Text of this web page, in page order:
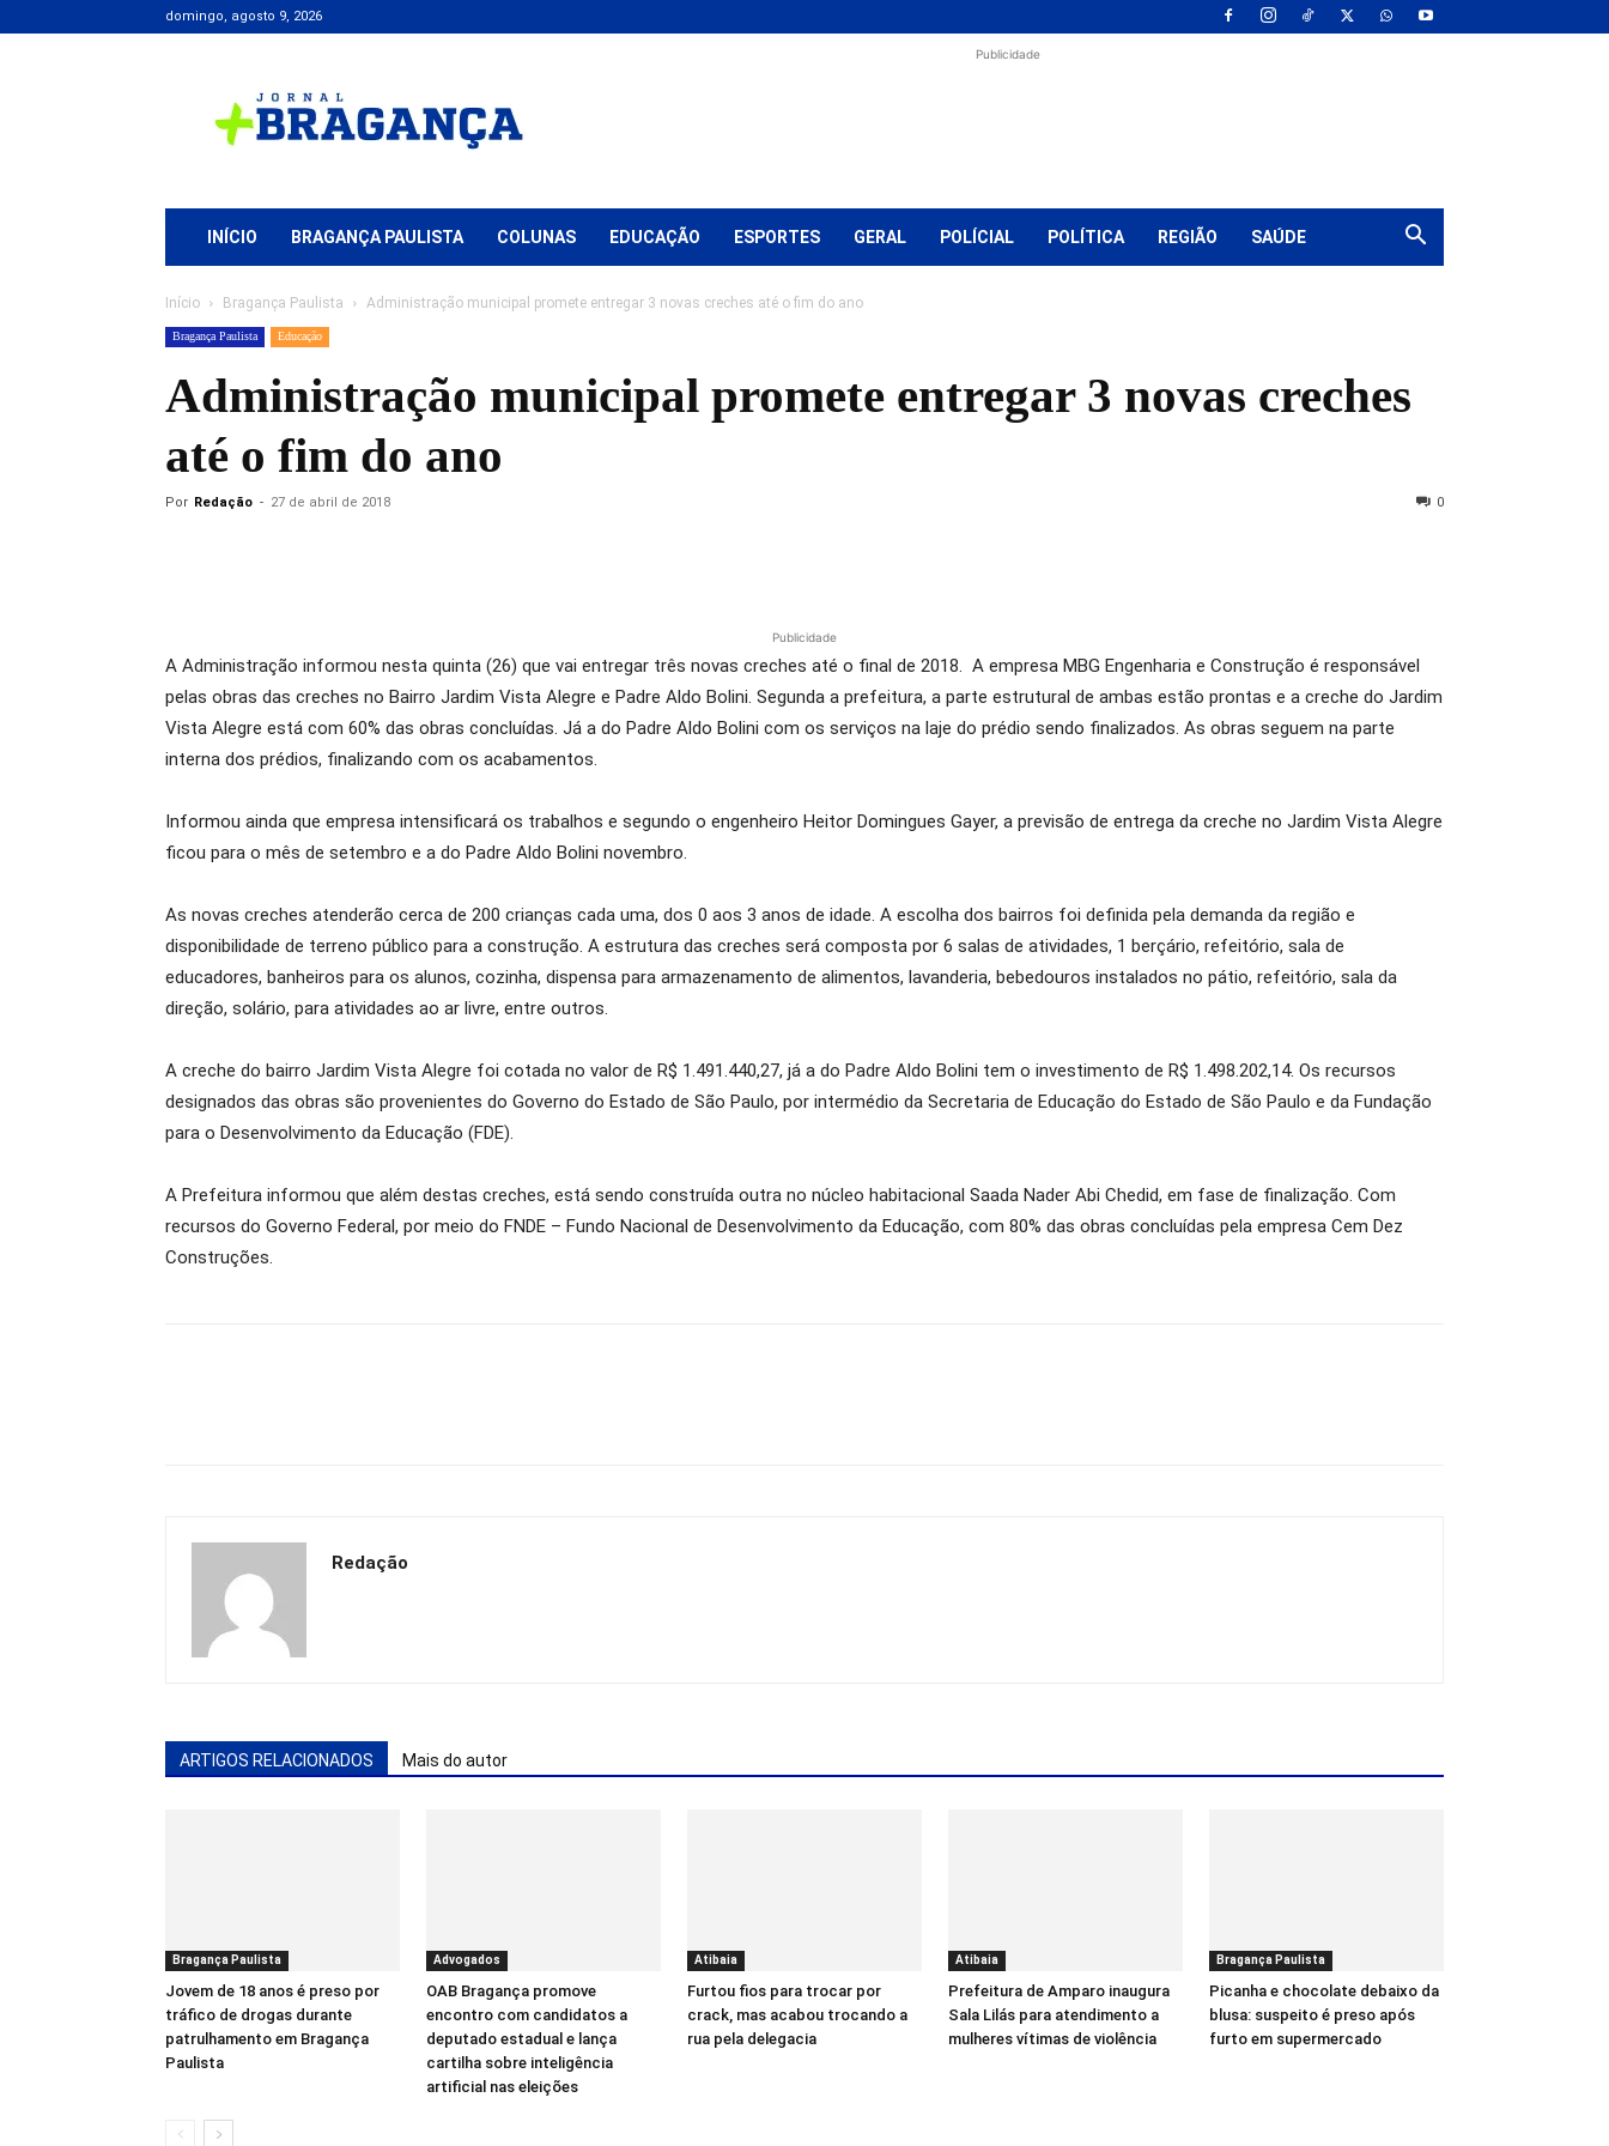
domingo, agosto 9, 2026
+
Bragança
Publicidade
INÍCIO BRAGANÇA PAULISTA COLUNAS EDUCAÇÃO ESPORTES GERAL POLÍCIAL POLÍTICA REGIÃO SAÚDE
Início Bragança Paulista Administração municipal promete entregar 3 novas creches até o fim do ano
Bragança Paulista Educação
Administração municipal promete entregar 3 novas creches
até o fim do ano
Por Redação - 27 de abril de 2018 0
Publicidade
A Administração informou nesta quinta (26) que vai entregar três novas creches até o final de 2018. A empresa MBG Engenharia e Construção é responsável
pelas obras das creches no Bairro Jardim Vista Alegre e Padre Aldo Bolini. Segunda a prefeitura, a parte estrutural de ambas estão prontas e a creche do Jardim
Vista Alegre está com 60% das obras concluídas. Já a do Padre Aldo Bolini com os serviços na laje do prédio sendo finalizados. As obras seguem na parte
interna dos prédios, finalizando com os acabamentos.
Informou ainda que empresa intensificará os trabalhos e segundo o engenheiro Heitor Domingues Gayer, a previsão de entrega da creche no Jardim Vista Alegre
ficou para o mês de setembro e a do Padre Aldo Bolini novembro.
As novas creches atenderão cerca de 200 crianças cada uma, dos 0 aos 3 anos de idade. A escolha dos bairros foi definida pela demanda da região e
disponibilidade de terreno público para a construção. A estrutura das creches será composta por 6 salas de atividades, 1 berçário, refeitório, sala de
educadores, banheiros para os alunos, cozinha, dispensa para armazenamento de alimentos, lavanderia, bebedouros instalados no pátio, refeitório, sala da
direção, solário, para atividades ao ar livre, entre outros.
A creche do bairro Jardim Vista Alegre foi cotada no valor de R$ 1.491.440,27, já a do Padre Aldo Bolini tem o investimento de R$ 1.498.202,14. Os recursos
designados das obras são provenientes do Governo do Estado de São Paulo, por intermédio da Secretaria de Educação do Estado de São Paulo e da Fundação
para o Desenvolvimento da Educação (FDE).
A Prefeitura informou que além destas creches, está sendo construída outra no núcleo habitacional Saada Nader Abi Chedid, em fase de finalização. Com
recursos do Governo Federal, por meio do FNDE – Fundo Nacional de Desenvolvimento da Educação, com 80% das obras concluídas pela empresa Cem Dez
Construções.
Redação
ARTIGOS RELACIONADOS Mais do autor
Bragança Paulista
Jovem de 18 anos é preso por
tráfico de drogas durante
patrulhamento em Bragança
Paulista
Advogados
OAB Bragança promove
encontro com candidatos a
deputado estadual e lança
cartilha sobre inteligência
artificial nas eleições
Atibaia
Furtou fios para trocar por
crack, mas acabou trocando a
rua pela delegacia
Atibaia
Prefeitura de Amparo inaugura
Sala Lilás para atendimento a
mulheres vítimas de violência
Bragança Paulista
Picanha e chocolate debaixo da
blusa: suspeito é preso após
furto em supermercado